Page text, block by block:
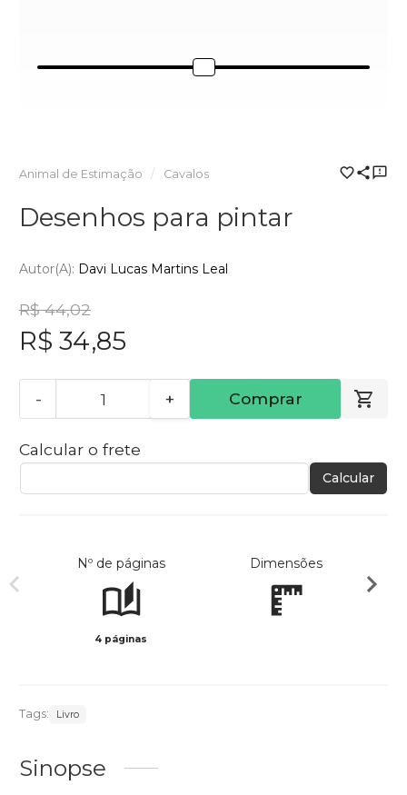
Animal de Estimação Cavalos
Desenhos para pintar
Autor(a): Davi Lucas Martins Leal
R$ 44,02
R$ 34,85
- + Comprar
Calcular o frete
Calcular
Nº de páginas
4 páginas
Dimensões
Tags: Livro
Sinopse